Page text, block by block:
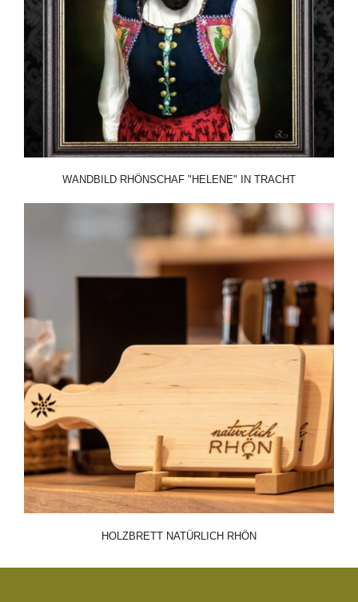
WANDBILD RHÖNSCHAF "HELENE" IN TRACHT
HOLZBRETT NATÜRLICH RHÖN